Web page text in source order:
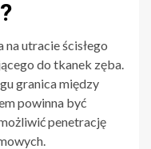
na utracie ścisłego
do tkanek zęba.
granica między
powinna być
penetrację